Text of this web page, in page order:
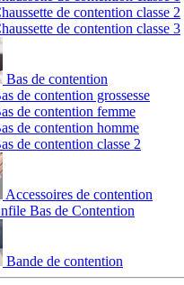
de contention classe 2
de contention classe 3
Bas de contention
de contention grossesse
de contention femme
de contention homme
de contention classe 2
Accessoires de contention
Bas de Contention
Bande de contention